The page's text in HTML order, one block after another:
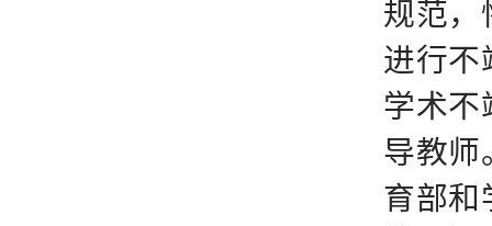
规范，
进行不
学术不
导教师
育部和